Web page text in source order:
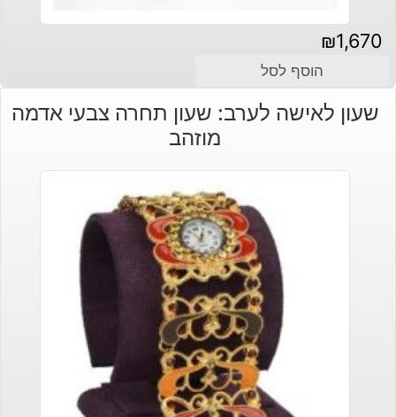
₪1,670
הוסף לסל
שעון לאישה לערב: שעון תחרה צבעי אדמה
מוזהב